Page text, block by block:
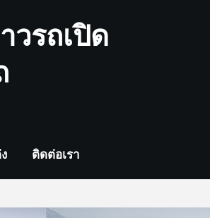
รถเปิด
ติดต่อเรา